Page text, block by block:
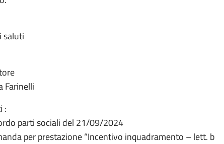
saluti
Farinelli
:
parti sociali del 21/09/2024
per prestazione “Incentivo inquadramento – lett. b